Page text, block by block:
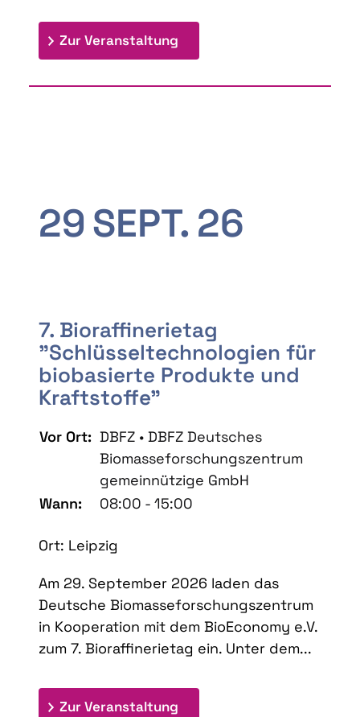
Zur Veranstaltung
29SEPT. 26
7. Bioraffinerietag
"Schlüsseltechnologien für
biobasierte Produkte und
Kraftstoffe"
Vor Ort: DBFZ • DBFZ Deutsches
Biomasseforschungszentrum
gemeinnützige GmbH
Wann:
08:00 - 15:00
Ort: Leipzig
Am 29. September 2026 laden das
Deutsche Biomasseforschungszentrum
in Kooperation mit dem BioEconomy e.V.
zum 7. Bioraffinerietag ein. Unter dem...
Zur Veranstaltung